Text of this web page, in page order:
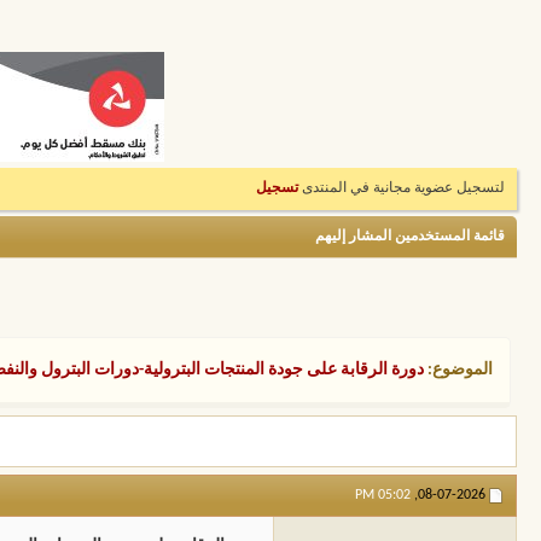
لتسجيل عضوية مجانية في المنتدىتسجيل
قائمة المستخدمين المشار إليهم
الموضوع: دورة الرقابة على جودة المنتجات البترولية-دورات البترول
08-07-2026,
05:02 PM